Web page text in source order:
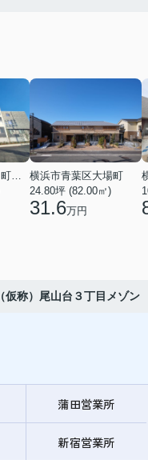
横浜市青葉区大場町
24.80坪 (82.00㎡)
31.6万円
（仮称）尾山台３丁目メゾン
蒲田営業所
新宿営業所